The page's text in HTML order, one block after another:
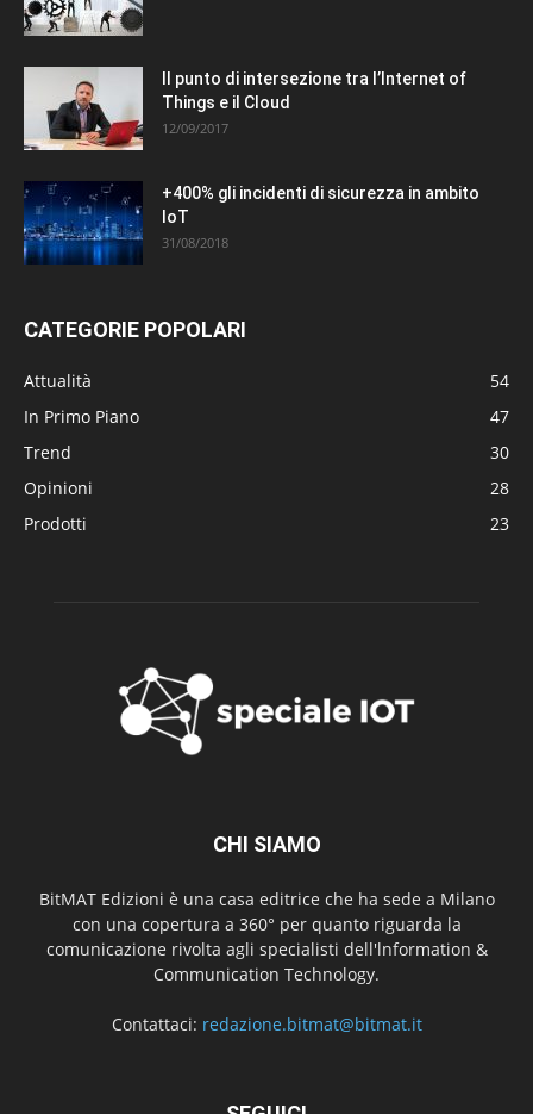
Il punto di intersezione tra l’Internet of
Things e il Cloud
12/09/2017
+400% gli incidenti di sicurezza in ambito
IoT
31/08/2018
CATEGORIE POPOLARI
Attualità
54
In Primo Piano
47
Trend
30
Opinioni
28
Prodotti
23
CHI SIAMO
BitMAT Edizioni è una casa editrice che ha sede a Milano
con una copertura a 360° per quanto riguarda la
comunicazione rivolta agli specialisti dell'lnformation &
Communication Technology.
Contattaci: redazione.bitmat@bitmat.it